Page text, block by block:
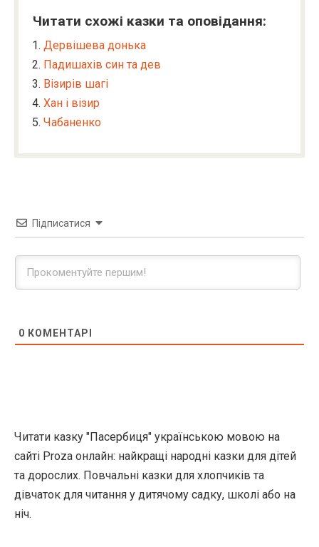
Читати схожі казки та оповідання:
Дервішева донька
Падишахів син та дев
Візирів шагі
Хан і візир
Чабаненко
Підписатися
0 КОМЕНТАРІ
Читати казку "Пасербиця" українською мовою на
сайті Proza онлайн: найкращі народні казки для дітей
та дорослих. Повчальні казки для хлопчиків та
дівчаток для читання у дитячому садку, школі або на
ніч.